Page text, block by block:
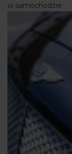
w samochodzie